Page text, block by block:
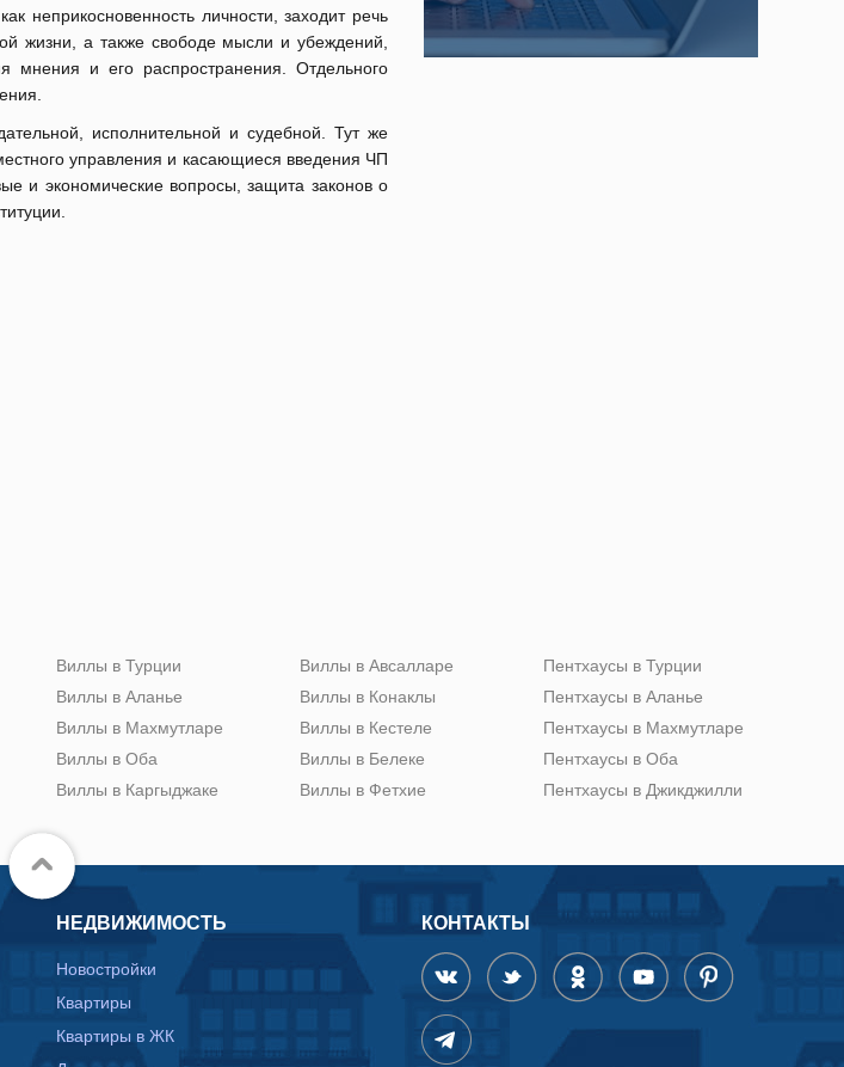
неприкосновенность личности, заходит речь
жизни, а также свободе мысли и убеждений,
мнения и его распространения. Отдельного
исполнительной и судебной. Тут же
управления и касающиеся введения ЧП
и экономические вопросы, защита законов о
Виллы в Турции
Виллы в Аланье
Виллы в Махмутларе
Виллы в Оба
Виллы в Каргыджаке
Виллы в Авсалларе
Виллы в Конаклы
Виллы в Кестеле
Виллы в Белеке
Виллы в Фетхие
Пентхаусы в Турции
Пентхаусы в Аланье
Пентхаусы в Махмутларе
Пентхаусы в Оба
Пентхаусы в Джикджилли
НЕДВИЖИМОСТЬ
Новостройки
Квартиры
Квартиры в ЖК
КОНТАКТЫ